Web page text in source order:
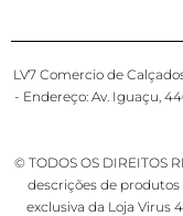
LV7 Comercio de
- Endereço: Av. Iguaçu,
© TODOS OS DIREITOS
descrições de
exclusiva da Loja Virus